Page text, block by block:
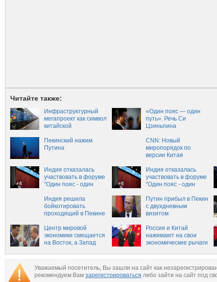
Читайте также:
Инфраструктурный
мегапроект как символ
китайской
«Один пояс — один
путь». Речь Си
Цзиньпина
Пекинский нажим
Путина
CNN: Новый
миропорядок по
версии Китая
Индия отказалась
участвовать в форуме
"Один пояс - один
Индия отказалась
участвовать в форуме
"Один пояс - один
Индия решила
бойкотировать
проходящий в Пекине
один путь»
Путин прибыл в Пекин
с двухдневным
визитом
Центр мировой
экономики смещается
на Восток, а Запад
Россия и Китай
нажимают на свои
экономические рычаги
Уважаемый посетитель, Вы зашли на сайт как
рекомендуем Вам зарегистрироваться либо зайти на сайт под